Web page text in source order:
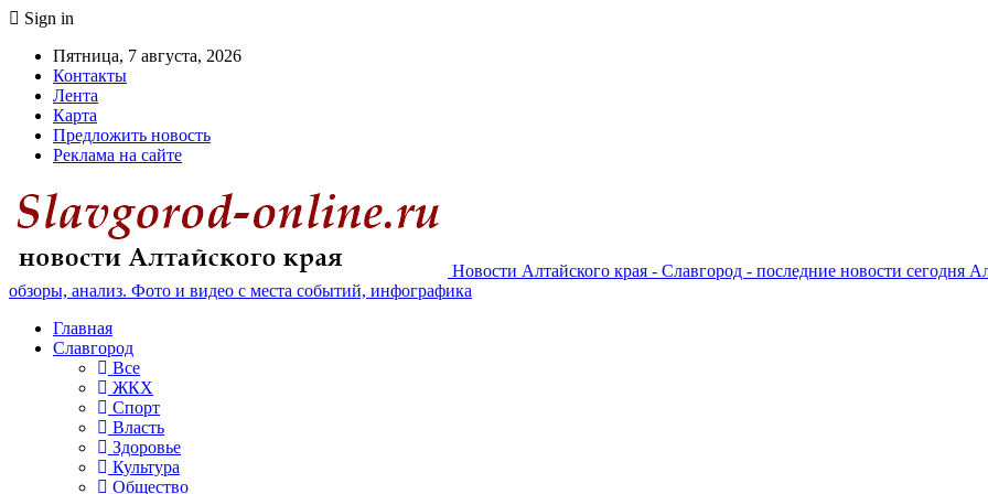
Sign in
Пятница, 7 августа, 2026
Контакты
Лента
Карта
Предложить новость
Реклама на сайте
Новости Алтайского края - Славгород - последние новости сегодня
обзоры, анализ. Фото и видео с места событий, инфографика
Главная
Славгород
Все
ЖКХ
Спорт
Власть
Здоровье
Культура
Общество